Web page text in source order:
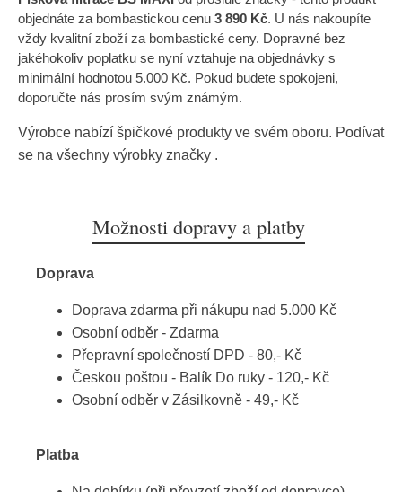
objednáte za bombastickou cenu 3 890 Kč. U nás nakoupíte
vždy kvalitní zboží za bombastické ceny. Dopravné bez
jakéhokoliv poplatku se nyní vztahuje na objednávky s
minimální hodnotou 5.000 Kč. Pokud budete spokojeni,
doporučte nás prosím svým známým.
Výrobce nabízí špičkové produkty ve svém oboru. Podívat
se na všechny výrobky značky .
Možnosti dopravy a platby
Doprava
Doprava zdarma při nákupu nad 5.000 Kč
Osobní odběr - Zdarma
Přepravní společností DPD - 80,- Kč
Českou poštou - Balík Do ruky - 120,- Kč
Osobní odběr v Zásilkovně - 49,- Kč
Platba